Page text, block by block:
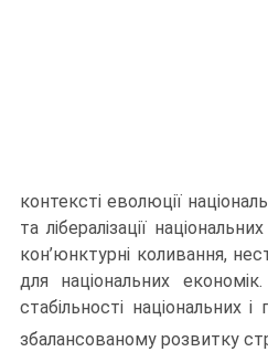
контексті еволюції
та лібералізації
кон’юнктурні коливання,
для національних
стабільності
збалансованому розвитку